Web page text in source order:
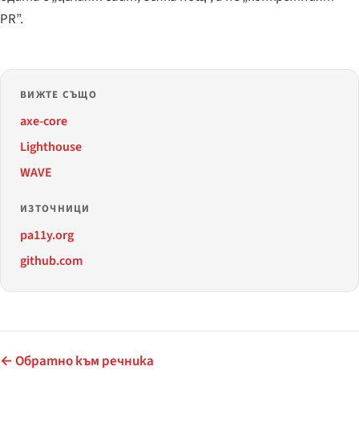
PR”.
ВИЖТЕ СЪЩО
axe-core
Lighthouse
WAVE
ИЗТОЧНИЦИ
pa11y.org
github.com
← Обратно към речника